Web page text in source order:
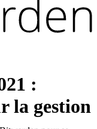
:
la gestion